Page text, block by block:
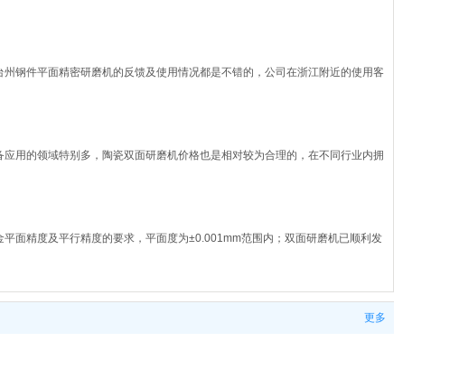
2019-11-26
2022-06-24
钢件平面精密研磨机的反馈及使用情况都是不错的，公司在浙江附近的使用客
用的领域特别多，陶瓷双面研磨机价格也是相对较为合理的，在不同行业内拥
面精度及平行精度的要求，平面度为±0.001mm范围内；双面研磨机已顺利发
的技术参数；数控双面研磨机主要应用领域：汽车转向阀零部件、制冷压缩机零
更多